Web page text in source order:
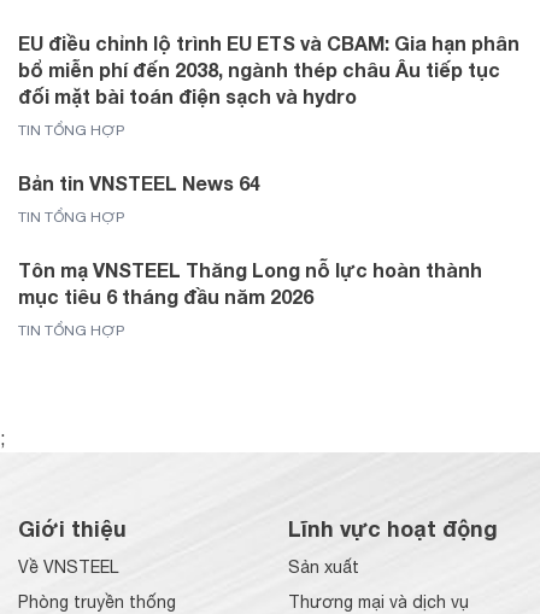
EU điều chỉnh lộ trình EU ETS và CBAM: Gia hạn phân
bổ miễn phí đến 2038, ngành thép châu Âu tiếp tục
đối mặt bài toán điện sạch và hydro
TIN TỔNG HỢP
Bản tin VNSTEEL News 64
TIN TỔNG HỢP
Tôn mạ VNSTEEL Thăng Long nỗ lực hoàn thành
mục tiêu 6 tháng đầu năm 2026
TIN TỔNG HỢP
;
Giới thiệu
Về VNSTEEL
Phòng truyền thống
Lĩnh vực hoạt động
Sản xuất
Thương mại và dịch vụ